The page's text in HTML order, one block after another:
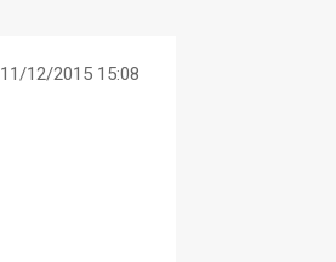
11/12/2015 15:08